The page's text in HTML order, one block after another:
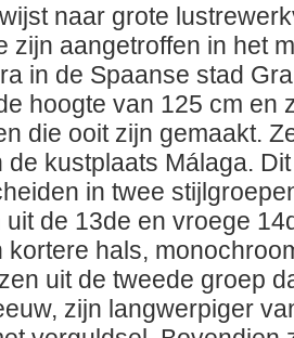
naar grote
zijn aangetroffen in het
in de Spaanse stad
hoogte van 125 cm en
die ooit zijn gemaakt.
de kustplaats Málaga.
in twee
de 13de en vroege
kortere hals,
uit de tweede groep
zijn langwerpiger